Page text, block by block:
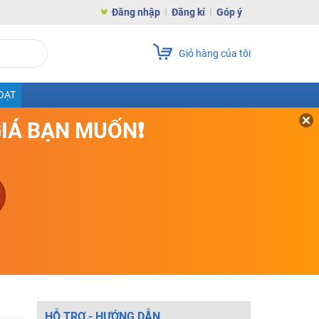
Đăng nhập Đăng kí Góp ý
Giỏ hàng của tôi
BẠN MUỐN❗